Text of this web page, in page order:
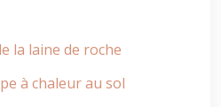
la laine de roche
à chaleur au sol